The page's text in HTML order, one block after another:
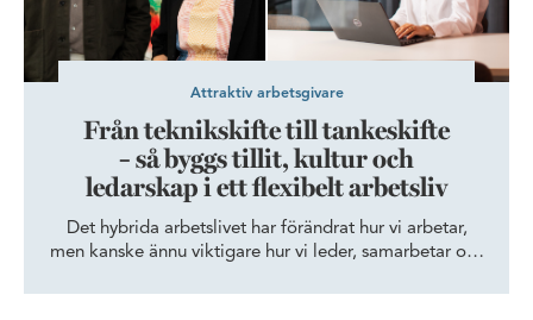
Attraktiv arbetsgivare
Från teknikskifte till tankeskifte
– så byggs tillit, kultur och
ledarskap i ett flexibelt arbetsliv
Det hybrida arbetslivet har förändrat hur vi arbetar,
men kanske ännu viktigare hur vi leder, samarbetar och